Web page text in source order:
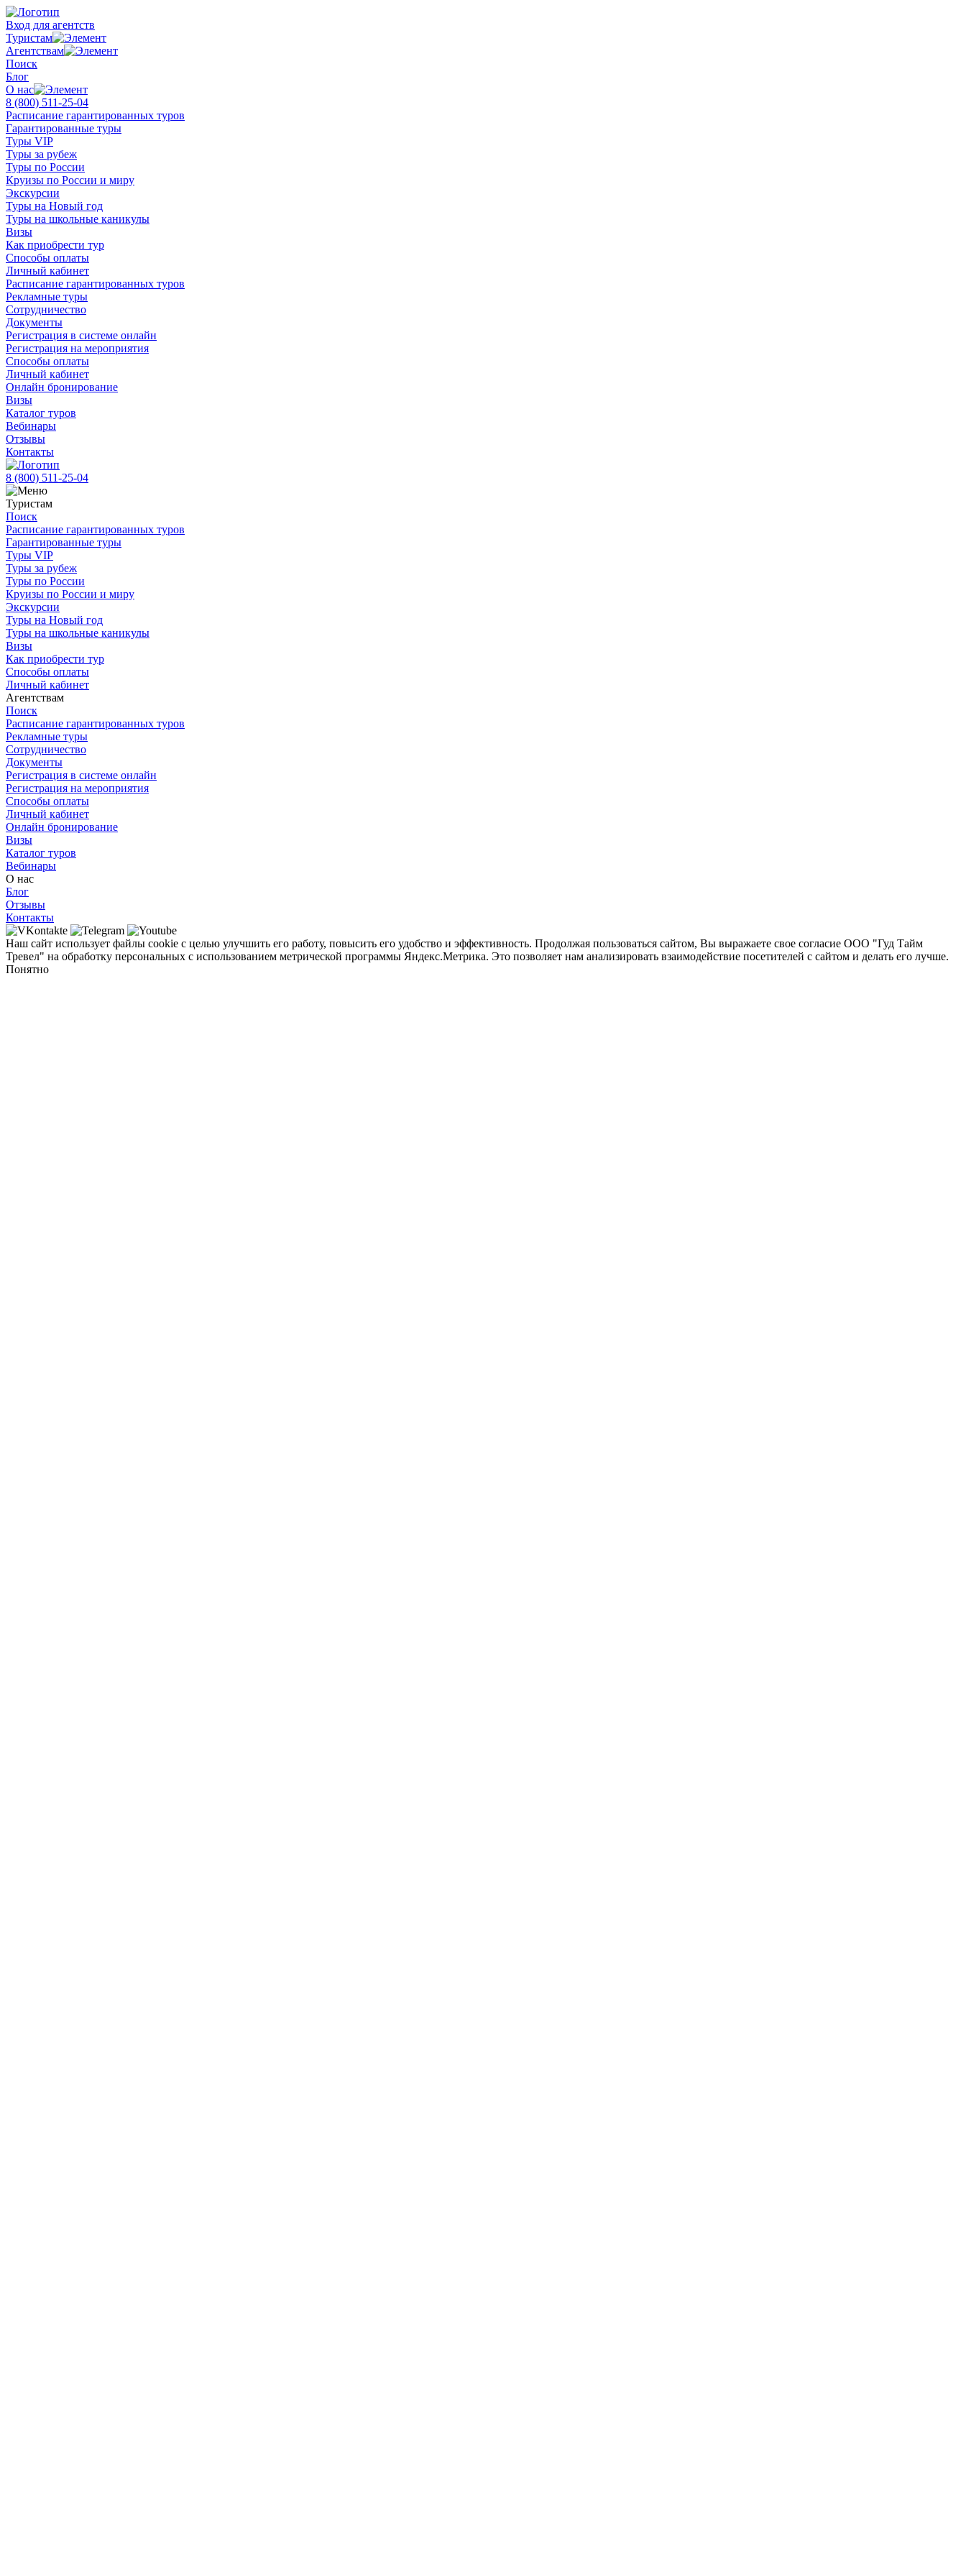
Вход для агентств
Туристам
Агентствам
Поиск
Блог
О нас
8 (800) 511-25-04
Расписание гарантированных туров
Гарантированные туры
Туры VIP
Туры за рубеж
Туры по России
Круизы по России и миру
Экскурсии
Туры на Новый год
Туры на школьные каникулы
Визы
Как приобрести тур
Способы оплаты
Личный кабинет
Расписание гарантированных туров
Рекламные туры
Сотрудничество
Документы
Регистрация в системе онлайн
Регистрация на мероприятия
Способы оплаты
Личный кабинет
Онлайн бронирование
Визы
Каталог туров
Вебинары
Отзывы
Контакты
8 (800) 511-25-04
Туристам
Поиск
Расписание гарантированных туров
Гарантированные туры
Туры VIP
Туры за рубеж
Туры по России
Круизы по России и миру
Экскурсии
Туры на Новый год
Туры на школьные каникулы
Визы
Как приобрести тур
Способы оплаты
Личный кабинет
Агентствам
Поиск
Расписание гарантированных туров
Рекламные туры
Сотрудничество
Документы
Регистрация в системе онлайн
Регистрация на мероприятия
Способы оплаты
Личный кабинет
Онлайн бронирование
Визы
Каталог туров
Вебинары
О нас
Блог
Отзывы
Контакты
Наш сайт использует файлы cookie с целью улучшить его работу, повысить его удобство и эффективность. Продолжая пользоваться сайтом, Вы выражаете свое согласие ООО "Гуд Тайм
Тревел" на обработку персональных с использованием метрической программы Яндекс.Метрика. Это позволяет нам анализировать взаимодействие посетителей с сайтом и делать его лучше.
Понятно